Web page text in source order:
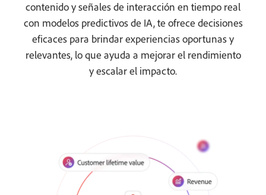
contenido y señales de interacción en tiempo real
con modelos predictivos de IA, te ofrece decisiones
eficaces para brindar experiencias oportunas y
relevantes, lo que ayuda a mejorar el rendimiento
y escalar el impacto.